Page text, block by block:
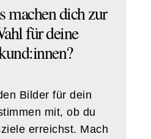
machen dich zur
für deine
Bilder für dein
mit, ob du
erreichst. Mach